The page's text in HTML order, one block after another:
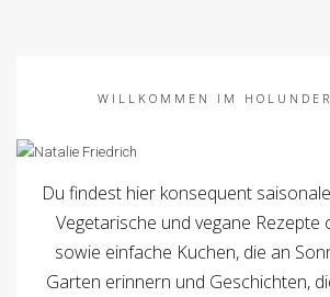
WILLKOMMEN IM
Du findest hier konsequent
Vegetarische und vegane Rezepte
sowie einfache Kuchen, die an
Garten erinnern und Geschichten,